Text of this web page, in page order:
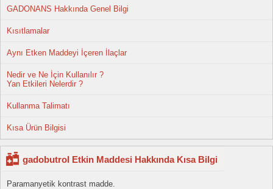
GADONANS Hakkında Genel Bilgi
Kısıtlamalar
Aynı Etken Maddeyi İçeren İlaçlar
Nedir ve Ne İçin Kullanılır ?
Yan Etkileri Nelerdir ?
Kullanma Talimatı
Kısa Ürün Bilgisi
gadobutrol Etkin Maddesi Hakkında Kısa Bilgi
Paramanyetik kontrast madde.